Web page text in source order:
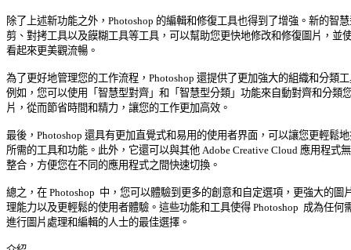
除了上述新功能之外，Photoshop 的編輯和修復工具也得到了增強。新的智
剪、對拷工具以及饃糊工具等工具，可以幫助您更快地修改和修復圖片，並
看起來更美觀流暢。
為了更好地管理您的工作流程，Photoshop 還提供了更加強大的組織和分類
例如，您可以使用「智慧型對齊」和「智慧型分類」功能來自動對齊和分類
片，從而節省時間和精力，讓您的工作更加高效。
最後，Photoshop 還具有更加直覺式和易用的使用者界面，可以讓您更輕鬆
所需的工具和功能。此外，它還可以與其他 Adobe Creative Cloud 應用程式
整合，方便您在不同的應用程式之間快速切換。
總之，在 Photoshop  中，您可以體驗到更多的創意和自定選項，更強大的圖
理能力以及更輕鬆的使用者體驗。這些功能和工具使得 Photoshop  成為任何
進行圖片處理和編輯的人士的最佳選擇。